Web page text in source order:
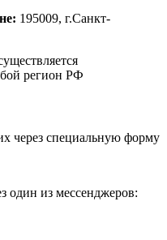
195009, г.Санкт-
регион РФ
через специальную форму
один из мессенджеров: